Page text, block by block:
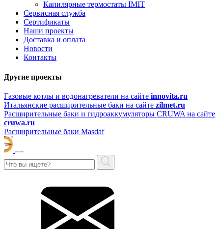
Капилярные термостаты IMIT
Сервисная служба
Сертификаты
Наши проекты
Доставка и оплата
Новости
Контакты
Другие проекты
Газовые котлы и водонагреватели на сайте innovita.ru
Итальянские расширительные баки на сайте zilmet.ru
Расширительные баки и гидроаккумуляторы CRUWA на сайте
cruwa.ru
Расширительные баки Masdaf